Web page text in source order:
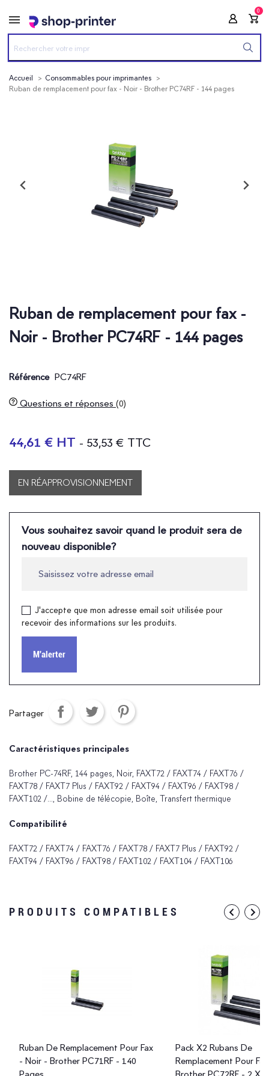
0
Accueil
Consommables pour imprimantes
Ruban de remplacement pour fax - Noir - Brother PC74RF - 144 pages
Ruban de remplacement pour fax -
Noir - Brother PC74RF - 144 pages
Référence PC74RF
Questions et réponses (0)
44,61 € HT - 53,53 € TTC
EN RÉAPPROVISIONNEMENT
Vous souhaitez savoir quand le produit sera de
nouveau disponible?
J'accepte que mon adresse email soit utilisée pour
recevoir des informations sur les produits.
M'alerter
Partager
Caractéristiques principales
Brother PC-74RF, 144 pages, Noir, FAXT72 / FAXT74 / FAXT76 /
FAXT78 / FAXT7 Plus / FAXT92 / FAXT94 / FAXT96 / FAXT98 /
FAXT102 /..., Bobine de télécopie, Boîte, Transfert thermique
Compatibilité
FAXT72 / FAXT74 / FAXT76 / FAXT78 / FAXT7 Plus / FAXT92 /
FAXT94 / FAXT96 / FAXT98 / FAXT102 / FAXT104 / FAXT106
PRODUITS COMPATIBLES
Ruban De Remplacement Pour Fax
- Noir - Brother PC71RF - 140
Pack X2 Rubans De
Remplacement Pour